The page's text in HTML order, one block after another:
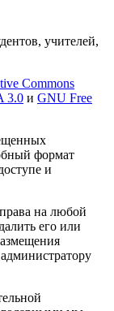
учителей,
Commons
3.0 и GNU Free
формат
и
на любой
его или